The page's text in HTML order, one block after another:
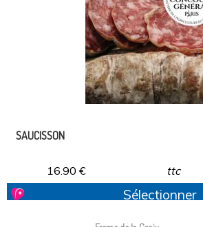
SAUCISSON
16.90 € ttc
Sélectionner